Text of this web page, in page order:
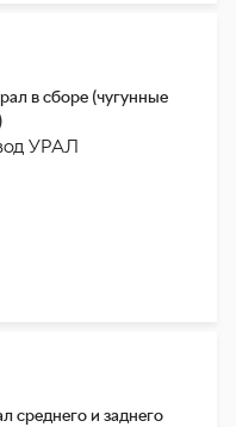
в сборе (чугунные
УРАЛ
среднего и заднего